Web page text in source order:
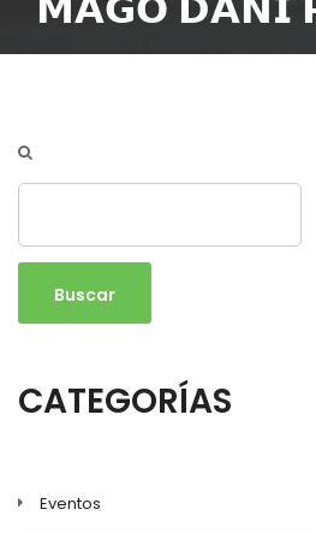
CATEGORÍAS
Eventos